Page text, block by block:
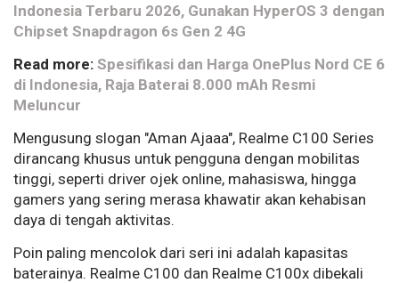
Indonesia Terbaru 2026, Gunakan HyperOS 3 dengan
Chipset Snapdragon 6s Gen 2 4G
Read more: Spesifikasi dan Harga OnePlus Nord CE 6
di Indonesia, Raja Baterai 8.000 mAh Resmi
Meluncur
Mengusung slogan "Aman Ajaaa", Realme C100 Series
dirancang khusus untuk pengguna dengan mobilitas
tinggi, seperti driver ojek online, mahasiswa, hingga
gamers yang sering merasa khawatir akan kehabisan
daya di tengah aktivitas.
Poin paling mencolok dari seri ini adalah kapasitas
baterainya. Realme C100 dan Realme C100x dibekali